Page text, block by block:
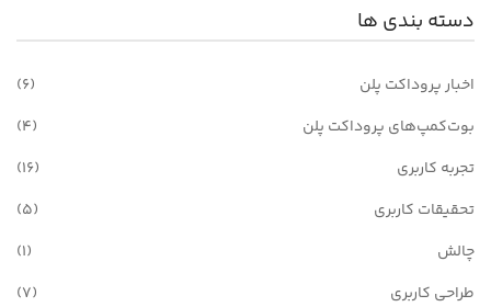
دسته بندی ها
اخبار پروداکت پلن
(6)
بوت‌کمپ‌های پروداکت پلن
(4)
تجربه کاربری
(16)
تحقیقات کاربری
(5)
چالش
(1)
طراحی کاربری
(7)